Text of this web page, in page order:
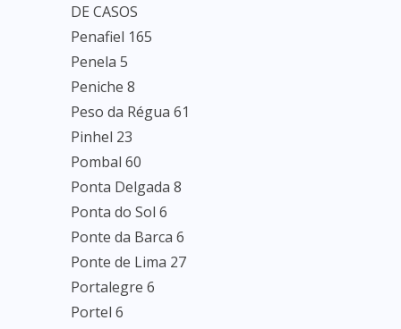
DE CASOS
Penafiel 165
Penela 5
Peniche 8
Peso da Régua 61
Pinhel 23
Pombal 60
Ponta Delgada 8
Ponta do Sol 6
Ponte da Barca 6
Ponte de Lima 27
Portalegre 6
Portel 6